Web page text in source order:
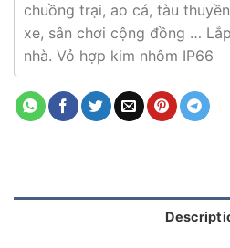
chuồng trại, ao cá, tàu
xe, sân chơi cộng đồng …
nhà. Vỏ hợp kim nhôm IP66